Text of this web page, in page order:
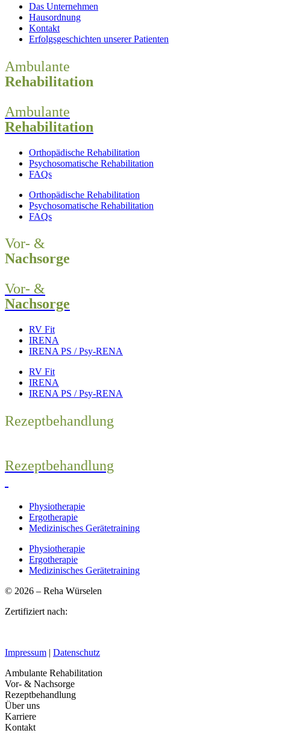
Das Unternehmen
Hausordnung
Kontakt
Erfolgsgeschichten unserer Patienten
Ambulante
Rehabilitation
Ambulante
Rehabilitation
Orthopädische Rehabilitation
Psychosomatische Rehabilitation
FAQs
Orthopädische Rehabilitation
Psychosomatische Rehabilitation
FAQs
Vor- &
Nachsorge
Vor- &
Nachsorge
RV Fit
IRENA
IRENA PS / Psy-RENA
RV Fit
IRENA
IRENA PS / Psy-RENA
Rezeptbehandlung
Rezeptbehandlung
Physiotherapie
Ergotherapie
Medizinisches Gerätetraining
Physiotherapie
Ergotherapie
Medizinisches Gerätetraining
© 2026 – Reha Würselen
Zertifiziert nach:
Impressum | Datenschutz
Ambulante Rehabilitation
Vor- & Nachsorge
Rezeptbehandlung
Über uns
Karriere
Kontakt